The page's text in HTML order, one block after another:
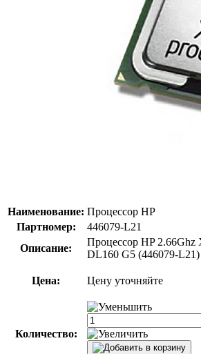
Наименование: Процессор HP
Партномер:
446079-L21
Описание:
Процессор HP
DL160 G5 (446079-L21)
Цена: Цену уточняйте
Количество: